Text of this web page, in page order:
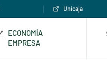
Unicaja
ECONOMÍA
EMPRESA